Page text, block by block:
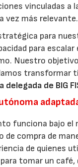
vinculadas a
vez más relevante.
para
para
Nuestro
transformar
delegada de BIG
funciona bajo el
de compra de
de quienes
tomar un